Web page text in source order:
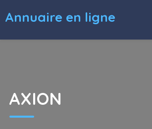
Annuaire en ligne
AXION